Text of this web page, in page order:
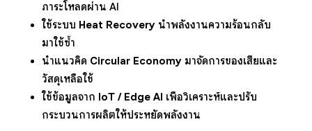
ภาระโหลดผ่าน AI
ใช้ระบบ Heat Recoveryนำพลังงานความร้อนกลับ
มาใช้ซ้ำ
นำแนวคิด Circular Economyมาจัดการของเสียและ
วัสดุเหลือใช้
ใช้ข้อมูลจาก IoT / Edge AI เพื่อวิเคราะห์และปรับ
กระบวนการผลิตให้ประหยัดพลังงาน